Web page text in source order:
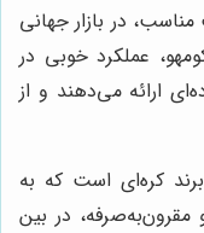
در بازار جهانی
عملکرد خوبی در
ارائه می‌دهند و از
کره‌ای است که به
مقرون‌به‌صرفه، در بین